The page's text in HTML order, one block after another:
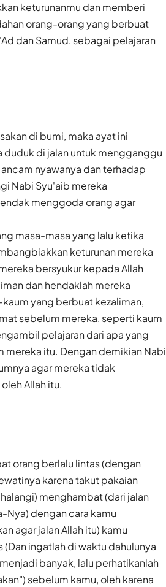
keturunanmu dan memberi
orang-orang yang berbuat
dan Samud, sebagai pelajaran
di bumi, maka ayat ini
duduk di jalan untuk mengganggu
nyawanya dan terhadap
Nabi Syu'aib mereka
menggoda orang agar
masa-masa yang lalu ketika
keturunan mereka
bersyukur kepada Allah
dan hendaklah mereka
yang berbuat kezaliman,
sebelum mereka, seperti kaum
pelajaran dari apa yang
itu. Dengan demikian Nabi
agar mereka tidak
Allah itu.
orang berlalu lintas (dengan
karena takut pakaian
menghambat (dari jalan
Nya) dengan cara kamu
agar jalan Allah itu) kamu
ingatlah di waktu dahulunya
banyak, lalu perhatikanlah
sebelum kamu, oleh karena